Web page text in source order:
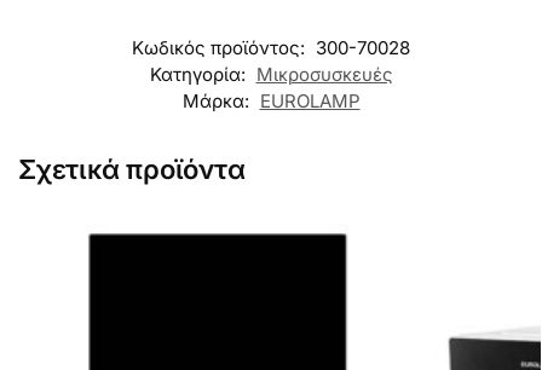
Κωδικός προϊόντος: 300-70028
Κατηγορία: Μικροσυσκευές
Μάρκα: EUROLAMP
Σχετικά προϊόντα